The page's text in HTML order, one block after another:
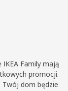
Family mają
promocji.
Twój dom będzie